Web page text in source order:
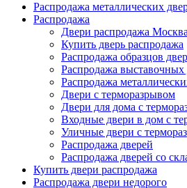
Распродажа металлических
Распродажа
Двери распродажа Москва
Купить дверь распродажа
Распродажа образцов
Распродажа выставочных
Распродажа
Двери с терморазрывом
Двери для дома с
Входные двери в дом с
Уличные двери с
Распродажа дверей
Распродажа дверей со
Купить двери распродажа
Распродажа двери недорого